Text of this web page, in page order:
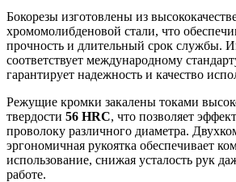
Бокорезы изготовлены из
хромомолибденовой стали, что
прочность и длительный срок службы.
соответствует международному
гарантирует надежность и качество
Режущие кромки закалены токами
твердости 56 HRC, что позволяет
проволоку различного диаметра.
эргономичная рукоятка обеспечивает
использование, снижая усталость рук
работе.